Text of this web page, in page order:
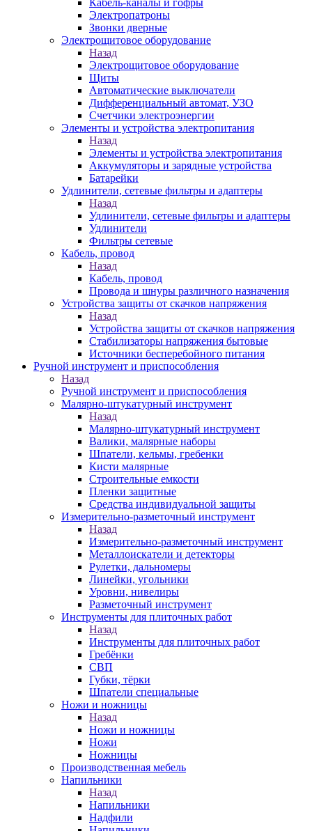
Кабель-каналы и гофры
Электропатроны
Звонки дверные
Электрощитовое оборудование
Назад
Электрощитовое оборудование
Щиты
Автоматические выключатели
Дифференциальный автомат, УЗО
Счетчики электроэнергии
Элементы и устройства электропитания
Назад
Элементы и устройства электропитания
Аккумуляторы и зарядные устройства
Батарейки
Удлинители, сетевые фильтры и адаптеры
Назад
Удлинители, сетевые фильтры и адаптеры
Удлинители
Фильтры сетевые
Кабель, провод
Назад
Кабель, провод
Провода и шнуры различного назначения
Устройства защиты от скачков напряжения
Назад
Устройства защиты от скачков напряжения
Стабилизаторы напряжения бытовые
Источники бесперебойного питания
Ручной инструмент и приспособления
Назад
Ручной инструмент и приспособления
Малярно-штукатурный инструмент
Назад
Малярно-штукатурный инструмент
Валики, малярные наборы
Шпатели, кельмы, гребенки
Кисти малярные
Строительные емкости
Пленки защитные
Средства индивидуальной защиты
Измерительно-разметочный инструмент
Назад
Измерительно-разметочный инструмент
Металлоискатели и детекторы
Рулетки, дальномеры
Линейки, угольники
Уровни, нивелиры
Разметочный инструмент
Инструменты для плиточных работ
Назад
Инструменты для плиточных работ
Гребёнки
СВП
Губки, тёрки
Шпатели специальные
Ножи и ножницы
Назад
Ножи и ножницы
Ножи
Ножницы
Производственная мебель
Напильники
Назад
Напильники
Надфили